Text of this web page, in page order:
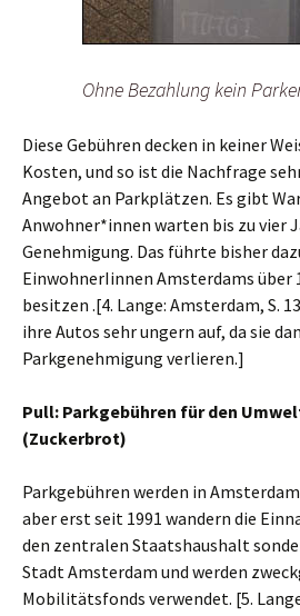
Ohne Bezahlung kein
Diese Gebühren decken in keiner
Kosten, und so ist die Nachfrage
Angebot an Parkplätzen. Es gibt
Anwohner*innen warten bis zu vier
Genehmigung. Das führte bisher
EinwohnerIinnen Amsterdams über
besitzen .[4. Lange: Amsterdam, S. 13
ihre Autos sehr ungern auf, da sie
Parkgenehmigung verlieren.]
Pull: Parkgebühren für den
(Zuckerbrot)
Parkgebühren werden in
aber erst seit 1991 wandern die
den zentralen Staatshaushalt
Stadt Amsterdam und werden
Mobilitätsfonds verwendet. [5.